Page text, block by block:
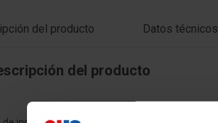
del producto Datos técnicos
del producto